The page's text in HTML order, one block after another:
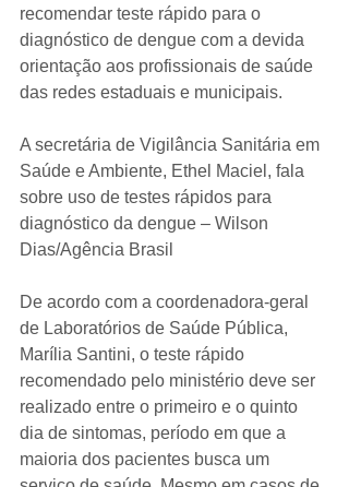
recomendar teste rápido para o
diagnóstico de dengue com a devida
orientação aos profissionais de saúde
das redes estaduais e municipais.
A secretária de Vigilância Sanitária em
Saúde e Ambiente, Ethel Maciel, fala
sobre uso de testes rápidos para
diagnóstico da dengue – Wilson
Dias/Agência Brasil
De acordo com a coordenadora-geral
de Laboratórios de Saúde Pública,
Marília Santini, o teste rápido
recomendado pelo ministério deve ser
realizado entre o primeiro e o quinto
dia de sintomas, período em que a
maioria dos pacientes busca um